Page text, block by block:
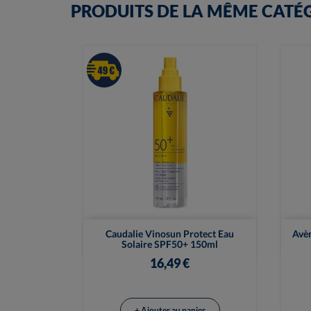
PRODUITS DE LA MÊME
Caudalie Vinosun Protect Eau
Solaire SPF50+ 150ml
16,49 €
Vue rapide